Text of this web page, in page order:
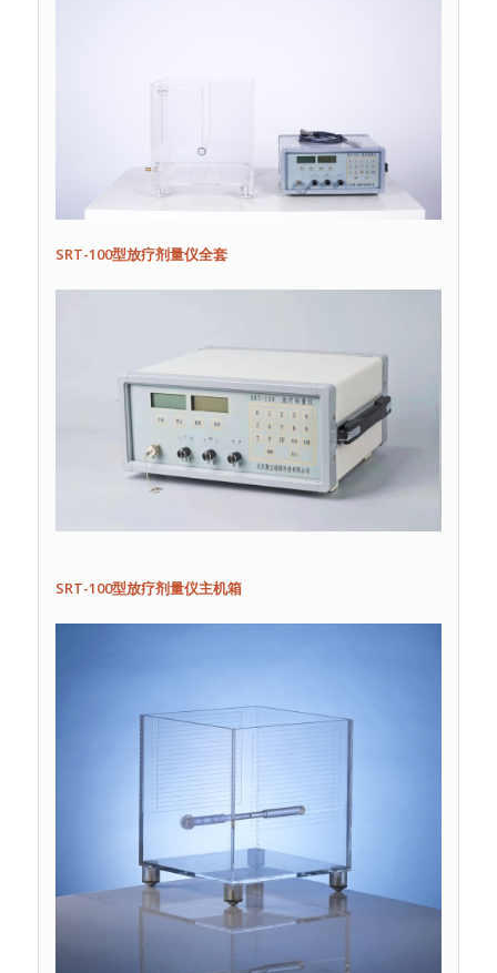
SRT-100型放疗剂量仪全套
SRT-100型放疗剂量仪主机箱